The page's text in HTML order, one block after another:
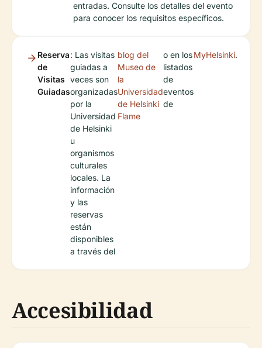
entradas. Consulte los detalles del evento
para conocer los requisitos específicos.
Reserva
de
Visitas
Guiadas
: Las visitas
guiadas a
veces son
organizadas
por la
Universidad
de Helsinki
u
organismos
culturales
locales. La
información
y las
reservas
están
disponibles
a través del
blog del
Museo de
la
Universidad
de Helsinki
Flame
o en los
listados
de
eventos
de
MyHelsinki.
Accesibilidad